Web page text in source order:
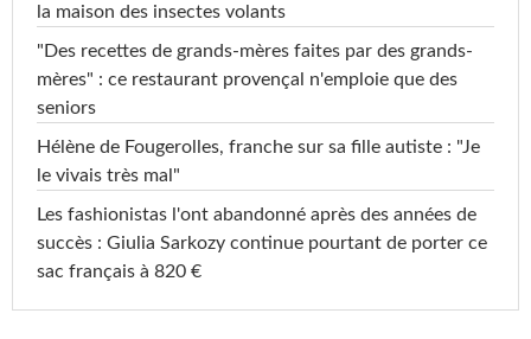
la maison des insectes volants
"Des recettes de grands-mères faites par des grands-
mères" : ce restaurant provençal n'emploie que des
seniors
Hélène de Fougerolles, franche sur sa fille autiste : "Je
le vivais très mal"
Les fashionistas l'ont abandonné après des années de
succès : Giulia Sarkozy continue pourtant de porter ce
sac français à 820 €